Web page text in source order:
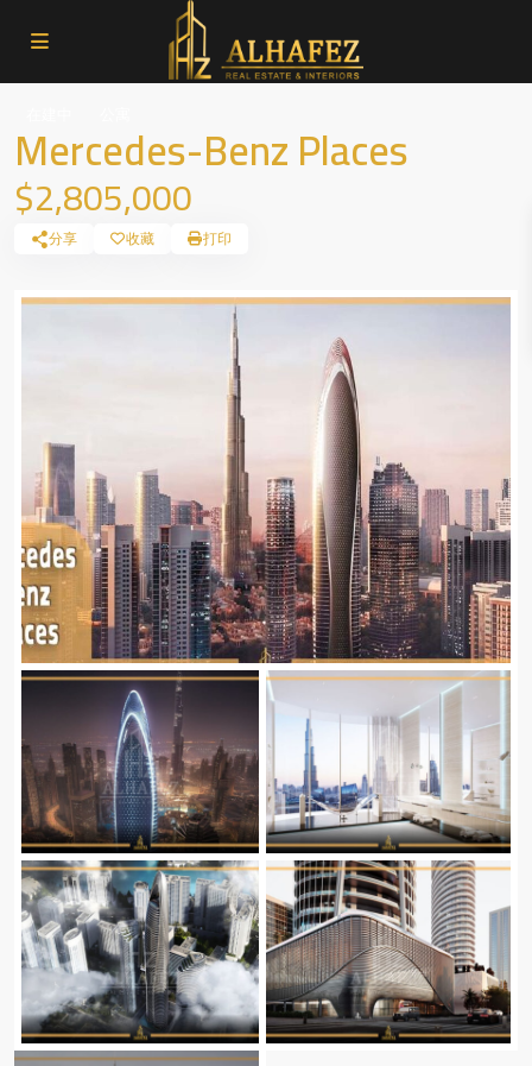
Mercedes-Benz Places
$2,805,000
分享 收藏 打印